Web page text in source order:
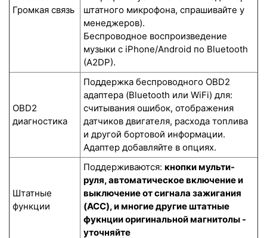
Громкая связь
штатного микрофона, спрашивайте у
менеджеров).
Беспроводное воспроизведение
музыки с iPhone/Android по Bluetooth
(A2DP).
OBD2
диагностика
Поддержка беспроводного OBD2
адаптера (Bluetooth или WiFi) для:
считывания ошибок, отображения
датчиков двигателя, расхода топлива
и другой бортовой информации.
Адаптер добавляйте в опциях.
Штатные
функции
Поддерживаются: кнопки мульти-
руля, автоматическое включение и
выключение от сигнала зажигания
(ACC), и многие другие штатные
фукнции оригинальной магнитолы -
уточняйте